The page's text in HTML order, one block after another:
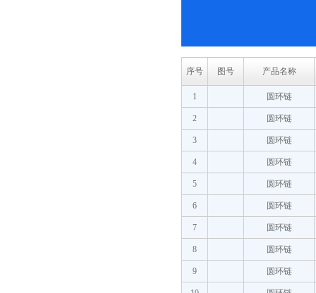
序号 图号 产品名称
1 圆环链
2 圆环链
3 圆环链
4 圆环链
5 圆环链
6 圆环链
7 圆环链
8 圆环链
9 圆环链